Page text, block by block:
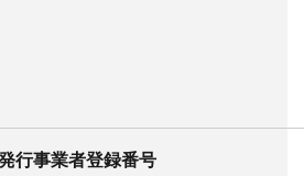
行事業者登録番号